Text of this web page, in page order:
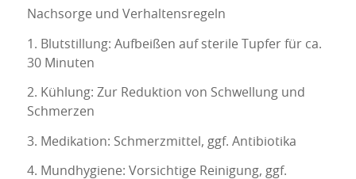
Nachsorge und Verhaltensregeln
1. Blutstillung: Aufbeißen auf sterile Tupfer für ca.
30 Minuten
2. Kühlung: Zur Reduktion von Schwellung und
Schmerzen
3. Medikation: Schmerzmittel, ggf. Antibiotika
4. Mundhygiene: Vorsichtige Reinigung, ggf.